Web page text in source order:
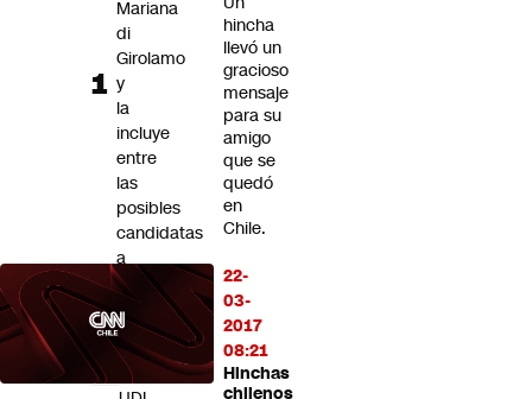
hincha
llevó un
gracioso
mensaje
para su
amigo
que se
quedó
en
Chile.
22-
03-
2017
08:21
Hinchas
chilenos
Mariana
di
Girolamo
y
la
incluye
entre
las
posibles
candidatas
a
los
Premios
Oscar
2027